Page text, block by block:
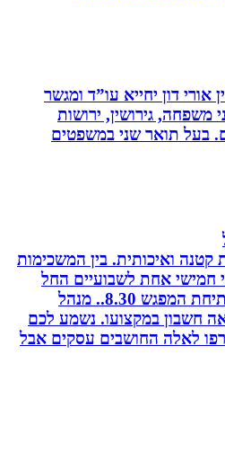
דון יחייא עו”ד ומגשר
גירושין, ירושות
15 שנים. בעל תואר שני במשפטים
ואיכותית. בין המשכימות
אחת לשבועיים החל
משעה 8.00. שעת פתיחת המפגש 8.30.. מנהל
חשבון במקצועו. נשמע לכם
לאלה החושבים עסקים אבל